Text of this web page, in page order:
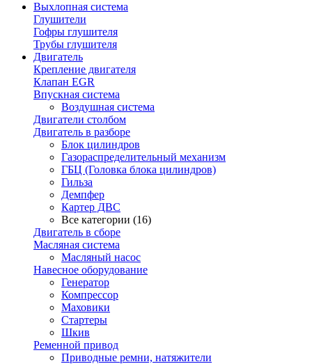
Выхлопная система
Глушители
Гофры глушителя
Трубы глушителя
Двигатель
Крепление двигателя
Клапан EGR
Впускная система
Воздушная система
Двигатели столбом
Двигатель в разборе
Блок цилиндров
Газораспределительный механизм
ГБЦ (Головка блока цилиндров)
Гильза
Демпфер
Картер ДВС
Все категории (16)
Двигатель в сборе
Масляная система
Масляный насос
Навесное оборудование
Генератор
Компрессор
Маховики
Стартеры
Шкив
Ременной привод
Приводные ремни, натяжители